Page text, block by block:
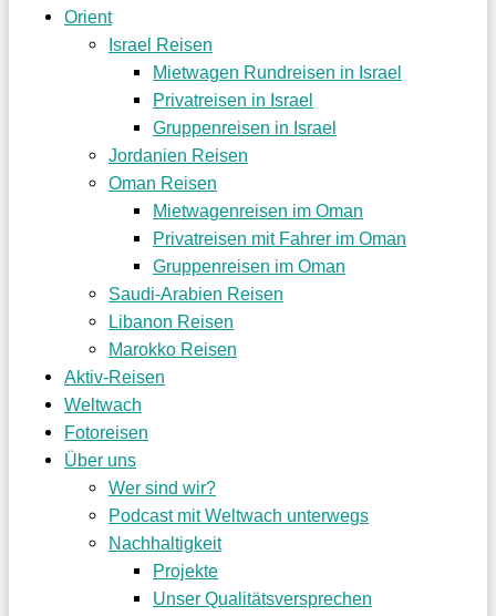
Orient
Israel Reisen
Mietwagen Rundreisen in Israel
Privatreisen in Israel
Gruppenreisen in Israel
Jordanien Reisen
Oman Reisen
Mietwagenreisen im Oman
Privatreisen mit Fahrer im Oman
Gruppenreisen im Oman
Saudi-Arabien Reisen
Libanon Reisen
Marokko Reisen
Aktiv-Reisen
Weltwach
Fotoreisen
Über uns
Wer sind wir?
Podcast mit Weltwach unterwegs
Nachhaltigkeit
Projekte
Unser Qualitätsversprechen